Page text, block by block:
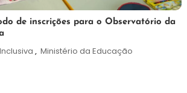
de inscrições para o Observatório da
, Ministério da Educação